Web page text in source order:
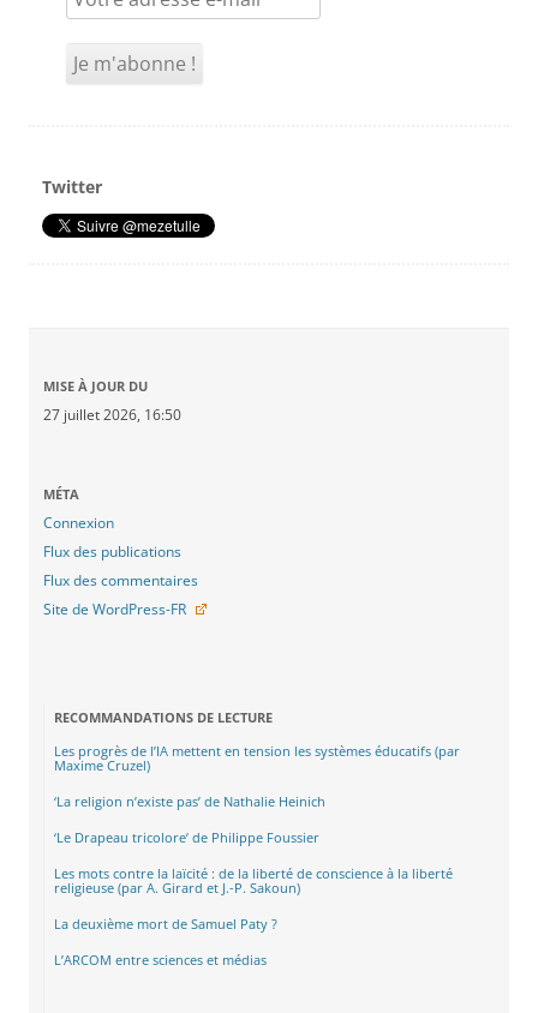
Twitter
MISE À JOUR DU
27 juillet 2026, 16:50
MÉTA
Connexion
Flux des publications
Flux des commentaires
Site de WordPress-FR
RECOMMANDATIONS DE LECTURE
Les progrès de l’IA mettent en tension les systèmes éducatifs (par
Maxime Cruzel)
‘La religion n’existe pas’ de Nathalie Heinich
‘Le Drapeau tricolore’ de Philippe Foussier
Les mots contre la laïcité : de la liberté de conscience à la liberté
religieuse (par A. Girard et J.-P. Sakoun)
La deuxième mort de Samuel Paty ?
L’ARCOM entre sciences et médias